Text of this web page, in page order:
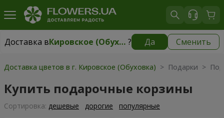
Доставка в Кировское (Обуховка) ? Да Сменить
Доставка вКировское (Обуховка) бесплатно
Доставка цветов в г. Кировское (Обуховка) > Подарки >
Купить подарочные корзины
Cортировка: дешевые дорогие популярные